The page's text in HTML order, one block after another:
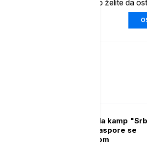
Ukoliko želite da
Mesarović posetila kamp
zove": Deca iz dijaspore se
povezuju sa Srbijom